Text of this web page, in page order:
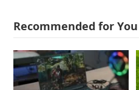
Recommended for You